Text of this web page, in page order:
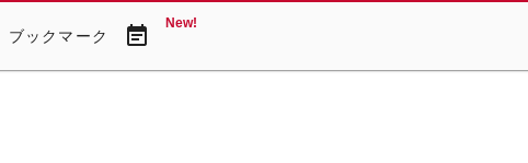
ブックマーク event_note New!